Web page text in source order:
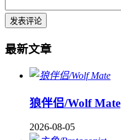
最新文章
狼伴侣/Wolf Mate
2026-08-05